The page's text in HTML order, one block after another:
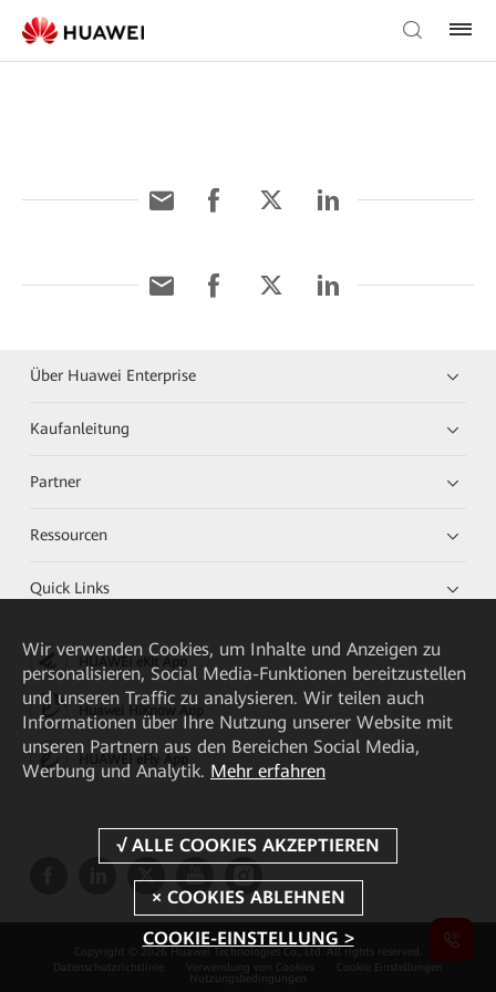
Über Huawei Enterprise
Kaufanleitung
Partner
Ressourcen
Quick Links
HUAWEI eKit App
Huawei HiKnow App
HUAWEI eFly App
Copyright © 2026 Huawei Technologies Co., Ltd. All rights reserved.
Datenschutzrichtlinie
Verwendung von Cookies
Cookie Einstellungen
Nutzungsbedingungen
Wir verwenden Cookies, um Inhalte und Anzeigen zu
personalisieren, Social Media-Funktionen bereitzustellen
und unseren Traffic zu analysieren. Wir teilen auch
Informationen über Ihre Nutzung unserer Website mit
unseren Partnern aus den Bereichen Social Media,
Werbung und Analytik. Mehr erfahren
COOKIE-EINSTELLUNG >